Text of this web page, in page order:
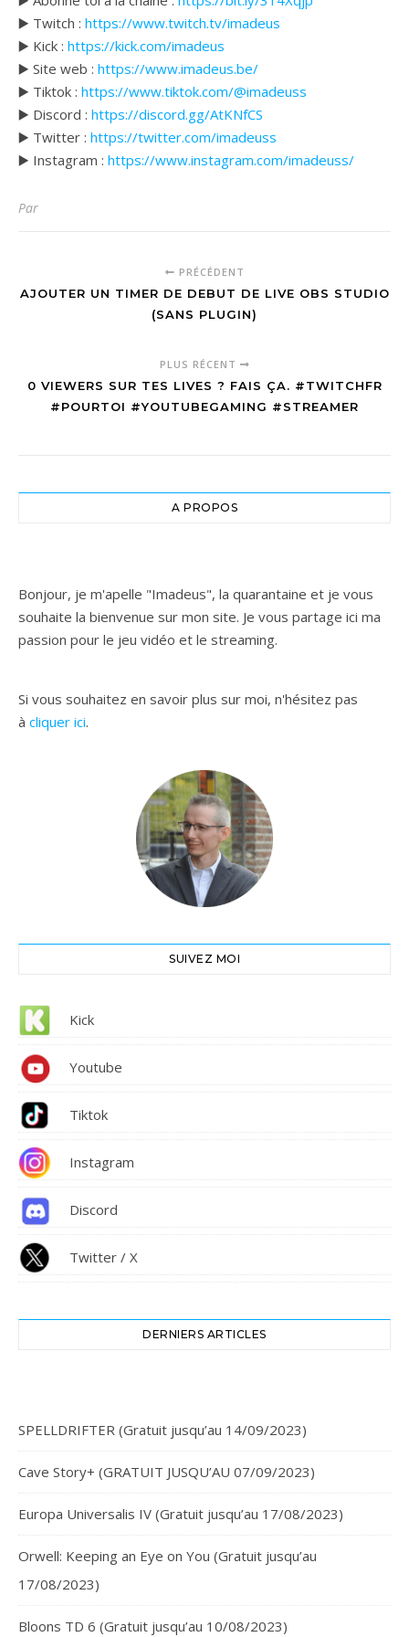
▶️ Twitch : https://www.twitch.tv/imadeus
▶️ Kick : https://kick.com/imadeus
▶️ Site web : https://www.imadeus.be/
▶️ Tiktok : https://www.tiktok.com/@imadeuss
▶️ Discord : https://discord.gg/AtKNfCS
▶️ Twitter : https://twitter.com/imadeuss
▶️ Instagram : https://www.instagram.com/imadeuss/
Par
PRÉCÉDENT
AJOUTER UN TIMER DE DEBUT DE LIVE OBS STUDIO
(SANS PLUGIN)
PLUS RÉCENT
0 VIEWERS SUR TES LIVES ? FAIS ÇA. #TWITCHFR
#POURTOI #YOUTUBEGAMING #STREAMER
A PROPOS
Bonjour, je m'apelle "Imadeus", la quarantaine et je vous
souhaite la bienvenue sur mon site. Je vous partage ici ma
passion pour le jeu vidéo et le streaming.
Si vous souhaitez en savoir plus sur moi, n'hésitez pas
à cliquer ici.
SUIVEZ MOI
Kick
Youtube
Tiktok
Instagram
Discord
Twitter / X
DERNIERS ARTICLES
SPELLDRIFTER (Gratuit jusqu’au 14/09/2023)
Cave Story+ (GRATUIT JUSQU’AU 07/09/2023)
Europa Universalis IV (Gratuit jusqu’au 17/08/2023)
Orwell: Keeping an Eye on You (Gratuit jusqu’au
17/08/2023)
Bloons TD 6 (Gratuit jusqu’au 10/08/2023)